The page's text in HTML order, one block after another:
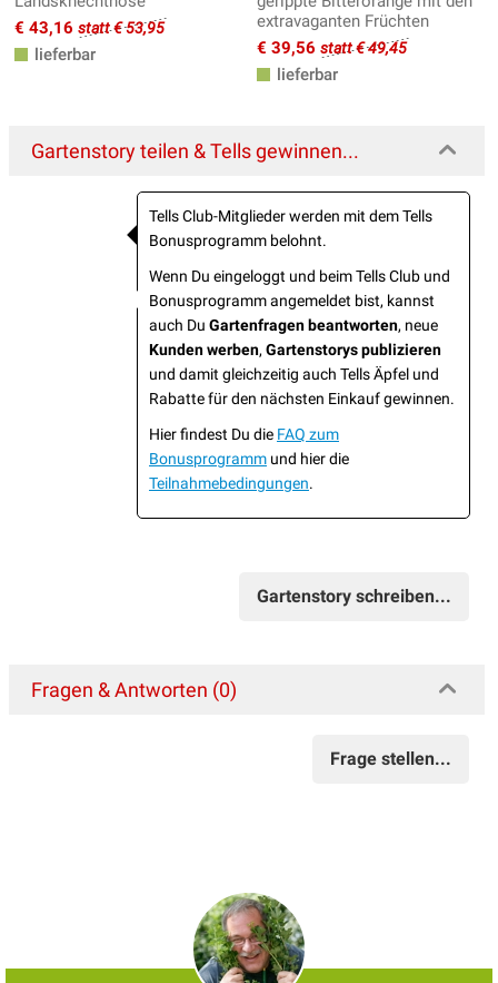
€ 43,16 statt € 53,95
lieferbar
extravaganten Früchten
€ 39,56 statt € 49,45
lieferbar
Gartenstory teilen & Tells gewinnen...
Tells Club-Mitglieder werden mit dem Tells
Bonusprogramm belohnt.
Wenn Du eingeloggt und beim Tells Club und
Bonusprogramm angemeldet bist, kannst
auch Du Gartenfragen beantworten, neue
Kunden werben, Gartenstorys publizieren
und damit gleichzeitig auch Tells Äpfel und
Rabatte für den nächsten Einkauf gewinnen.
Hier findest Du die FAQ zum
Bonusprogramm und hier die
Teilnahmebedingungen.
Gartenstory schreiben...
Fragen & Antworten (0)
Frage stellen...